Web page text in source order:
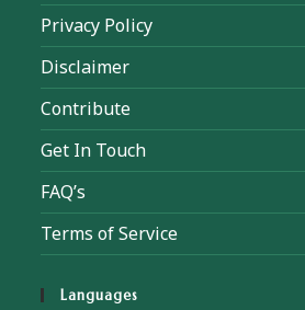
Privacy Policy
Disclaimer
Contribute
Get In Touch
FAQ’s
Terms of Service
Languages